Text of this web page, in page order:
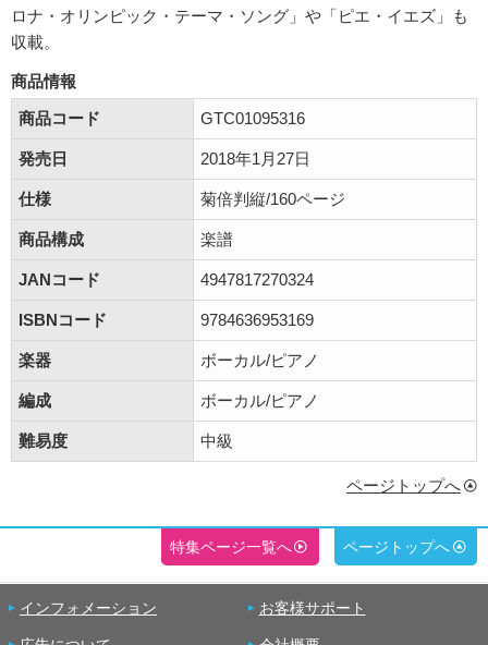
ロナ・オリンピック・テーマ・ソング」や「ピエ・イエズ」も
収載。
商品情報
商品コード
GTC01095316
発売日 2018年1月27日
仕様 菊倍判縦/160ページ
商品構成 楽譜
JANコード 4947817270324
ISBNコード 9784636953169
楽器 ボーカル/ピアノ
編成 ボーカル/ピアノ
難易度 中級
ページトップへ
特集ページ一覧へ ページトップへ
インフォメーション お客様サポート